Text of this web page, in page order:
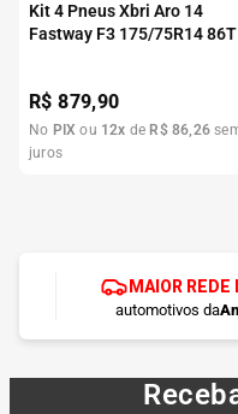
Kit 4 Pneus Xbri Aro 14
Fastway F3 175/75R14 86T
R$879,90
No PIX ou 12x de R$ 86,26
juros
MAIOR REDE
automotivos da